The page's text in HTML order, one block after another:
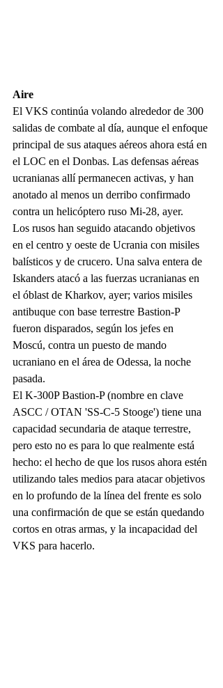
Aire
El VKS continúa volando alrededor de 300
salidas de combate al día, aunque el enfoque
principal de sus ataques aéreos ahora está en
el LOC en el Donbas. Las defensas aéreas
ucranianas allí permanecen activas, y han
anotado al menos un derribo confirmado
contra un helicóptero ruso Mi-28, ayer.
Los rusos han seguido atacando objetivos
en el centro y oeste de Ucrania con misiles
balísticos y de crucero. Una salva entera de
Iskanders atacó a las fuerzas ucranianas en
el óblast de Kharkov, ayer; varios misiles
antibuque con base terrestre Bastion-P
fueron disparados, según los jefes en
Moscú, contra un puesto de mando
ucraniano en el área de Odessa, la noche
pasada.
El K-300P Bastion-P (nombre en clave
ASCC / OTAN 'SS-C-5 Stooge') tiene una
capacidad secundaria de ataque terrestre,
pero esto no es para lo que realmente está
hecho: el hecho de que los rusos ahora estén
utilizando tales medios para atacar objetivos
en lo profundo de la línea del frente es solo
una confirmación de que se están quedando
cortos en otras armas, y la incapacidad del
VKS para hacerlo.